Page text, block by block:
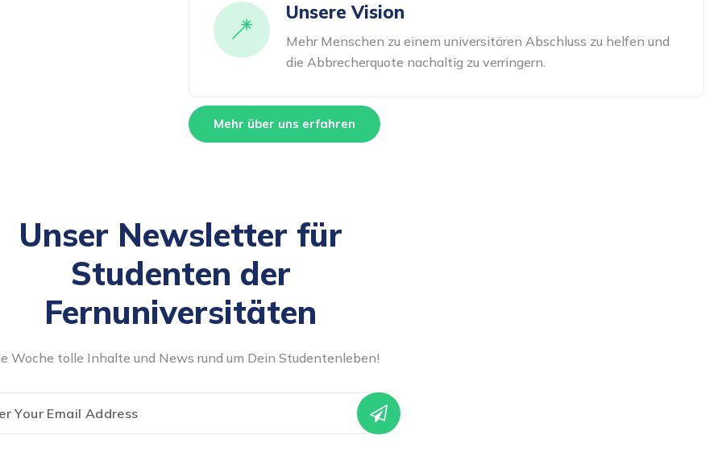
Unsere Vision
Mehr Menschen zu einem universitären Abschluss zu helfen und
die Abbrecherquote nachaltig zu verringern.
Mehr über uns erfahren
Unser Newsletter für
Studenten der
Fernuniversitäten
Woche tolle Inhalte und News rund um Dein Studentenleben!